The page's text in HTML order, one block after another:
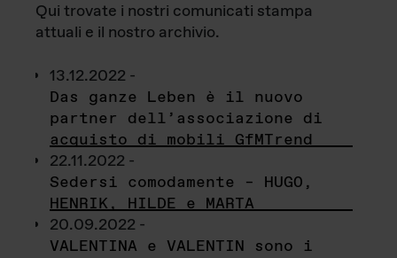
Qui trovate i nostri comunicati stampa
attuali e il nostro archivio.
13.12.2022 -
Das ganze Leben è il nuovo
partner dell’associazione di
acquisto di mobili GfMTrend
22.11.2022 -
Sedersi comodamente – HUGO,
HENRIK, HILDE e MARTA
20.09.2022 -
VALENTINA e VALENTIN sono i